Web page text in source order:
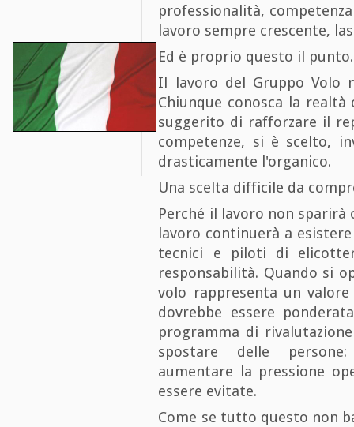
professionalità,
lavoro sempre crescente,
Ed è proprio questo il punto.
Il lavoro del Gruppo Volo
Chiunque conosca la realtà
suggerito di rafforzare il
competenze, si è scelto,
drasticamente l'organico.
Una scelta difficile da
Perché il lavoro non
lavoro continuerà a
tecnici e piloti di
responsabilità. Quando si
volo rappresenta un
dovrebbe essere
programma di
spostare delle
aumentare la pressione
essere evitate.
Come se tutto questo non